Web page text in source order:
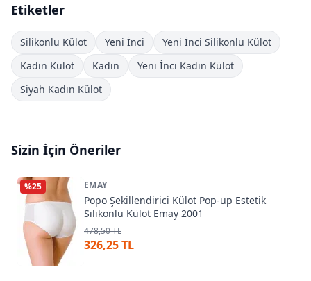
Etiketler
Silikonlu Külot Yeni İnci
Yeni İnci Silikonlu Külot
Kadın Külot
Kadın
Yeni İnci Kadın Külot
Siyah Kadın Külot
Sizin İçin Öneriler
%25 EMAY
Popo Şekillendirici Külot Pop-up Estetik
Silikonlu Külot Emay 2001
478,50 TL
326,25 TL